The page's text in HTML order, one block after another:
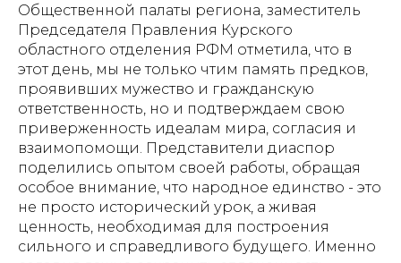
Общественной палаты региона, заместитель
Председателя Правления Курского
областного отделения РФМ отметила, что в
этот день, мы не только чтим память предков,
проявивших мужество и гражданскую
ответственность, но и подтверждаем свою
приверженность идеалам мира, согласия и
взаимопомощи. Представители диаспор
поделились опытом своей работы, обращая
особое внимание, что народное единство - это
не просто исторический урок, а живая
ценность, необходимая для построения
сильного и справедливого будущего. Именно